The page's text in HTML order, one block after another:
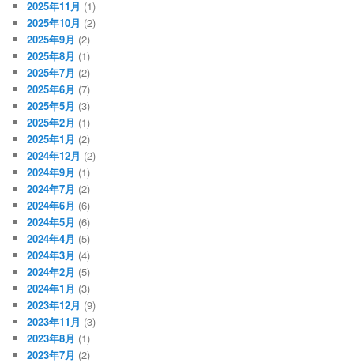
2025年11月 (1)
2025年10月 (2)
2025年9月 (2)
2025年8月 (1)
2025年7月 (2)
2025年6月 (7)
2025年5月 (3)
2025年2月 (1)
2025年1月 (2)
2024年12月 (2)
2024年9月 (1)
2024年7月 (2)
2024年6月 (6)
2024年5月 (6)
2024年4月 (5)
2024年3月 (4)
2024年2月 (5)
2024年1月 (3)
2023年12月 (9)
2023年11月 (3)
2023年8月 (1)
2023年7月 (2)